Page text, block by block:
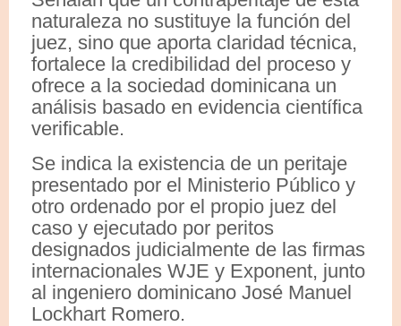
naturaleza no sustituye la función del
juez, sino que aporta claridad técnica,
fortalece la credibilidad del proceso y
ofrece a la sociedad dominicana un
análisis basado en evidencia científica
verificable.
Se indica la existencia de un peritaje
presentado por el Ministerio Público y
otro ordenado por el propio juez del
caso y ejecutado por peritos
designados judicialmente de las firmas
internacionales WJE y Exponent, junto
al ingeniero dominicano José Manuel
Lockhart Romero.